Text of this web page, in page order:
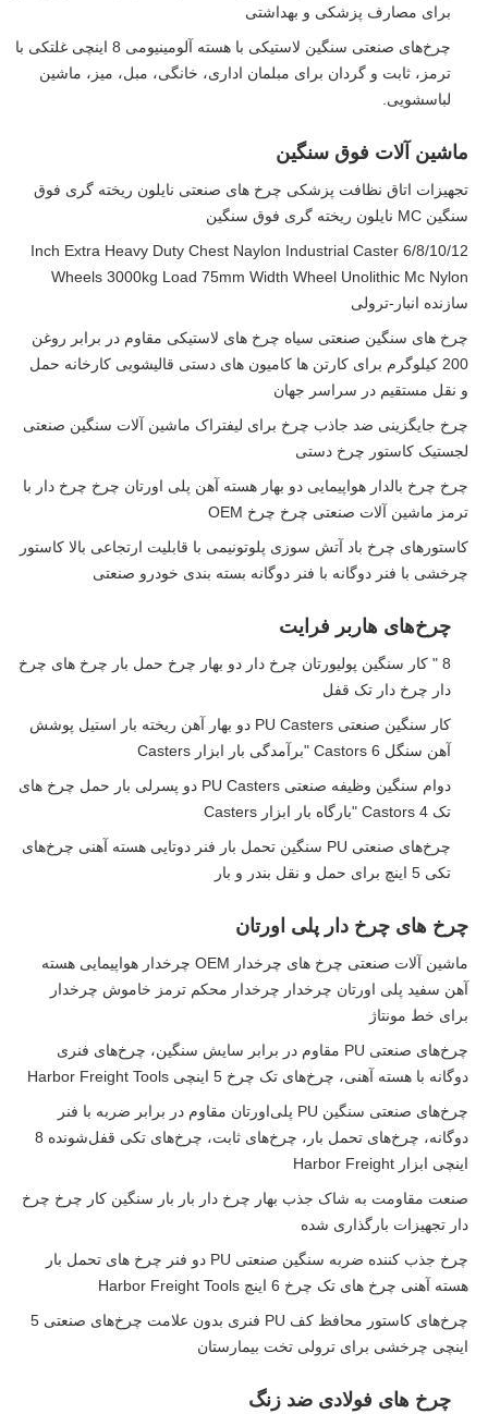
برای مصارف پزشکی و بهداشتی
چرخ‌های صنعتی سنگین لاستیکی با هسته آلومینیومی 8 اینچی غلتکی با
ترمز، ثابت و گردان برای مبلمان اداری، خانگی، مبل، میز، ماشین
لباسشویی.
ماشین آلات فوق سنگین
تجهیزات اتاق نظافت پزشکی چرخ های صنعتی نایلون ریخته گری فوق
سنگین MC نایلون ریخته گری فوق سنگین
6/8/10/12 Inch Extra Heavy Duty Chest Naylon Industrial Caster
Wheels 3000kg Load 75mm Width Wheel Unolithic Mc Nylon
سازنده انبار-ترولی
چرخ های سنگین صنعتی سیاه چرخ های لاستیکی مقاوم در برابر روغن
200 کیلوگرم برای کارتن ها کامیون های دستی قالیشویی کارخانه حمل
و نقل مستقیم در سراسر جهان
چرخ جایگزینی ضد جاذب چرخ برای لیفتراک ماشین آلات سنگین صنعتی
لجستیک کاستور چرخ دستی
چرخ چرخ بالدار هواپیمایی دو بهار هسته آهن پلی اورتان چرخ چرخ دار با
ترمز ماشین آلات صنعتی چرخ چرخ OEM
کاستورهای چرخ باد آتش سوزی پلوتونیمی با قابلیت ارتجاعی بالا کاستور
چرخشی با فنر دوگانه با فنر دوگانه بسته بندی خودرو صنعتی
چرخ‌های هاربر فرایت
8 " کار سنگین پولیورتان چرخ دار دو بهار چرخ حمل بار چرخ های چرخ
دار چرخ دار تک قفل
کار سنگین صنعتی PU Casters دو بهار آهن ریخته بار استیل پوشش
آهن سنگل Castors 6 "برآمدگی بار ابزار Casters
دوام سنگین وظیفه صنعتی PU Casters دو پسرلی بار حمل چرخ های
تک Castors 4 "بارگاه بار ابزار Casters
چرخ‌های صنعتی PU سنگین تحمل بار فنر دوتایی هسته آهنی چرخ‌های
تکی 5 اینچ برای حمل و نقل بندر و بار
چرخ های چرخ دار پلی اورتان
ماشین آلات صنعتی چرخ های چرخدار OEM چرخدار هواپیمایی هسته
آهن سفید پلی اورتان چرخدار چرخدار محکم ترمز خاموش چرخدار
برای خط مونتاژ
چرخ‌های صنعتی PU مقاوم در برابر سایش سنگین، چرخ‌های فنری
دوگانه با هسته آهنی، چرخ‌های تک چرخ 5 اینچی Harbor Freight Tools
چرخ‌های صنعتی سنگین PU پلی‌اورتان مقاوم در برابر ضربه با فنر
دوگانه، چرخ‌های تحمل بار، چرخ‌های ثابت، چرخ‌های تکی قفل‌شونده 8
اینچی ابزار Harbor Freight
صنعت مقاومت به شاک جذب بهار چرخ دار بار بار سنگین کار چرخ چرخ
دار تجهیزات بارگذاری شده
چرخ جذب کننده ضربه سنگین صنعتی PU دو فنر چرخ های تحمل بار
هسته آهنی چرخ های تک چرخ 6 اینچ Harbor Freight Tools
چرخ‌های کاستور محافظ کف PU فنری بدون علامت چرخ‌های صنعتی 5
اینچی چرخشی برای ترولی تخت بیمارستان
چرخ های فولادی ضد زنگ